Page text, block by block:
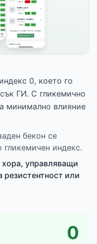
0, което го
ГИ. С гликемично
минимално влияние
бекон се
индекс.
хора, управляващи
резистентност или
0